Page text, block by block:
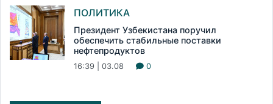
ПОЛИТИКА
Президент Узбекистана поручил
обеспечить стабильные поставки
нефтепродуктов
16:39 | 03.08 0